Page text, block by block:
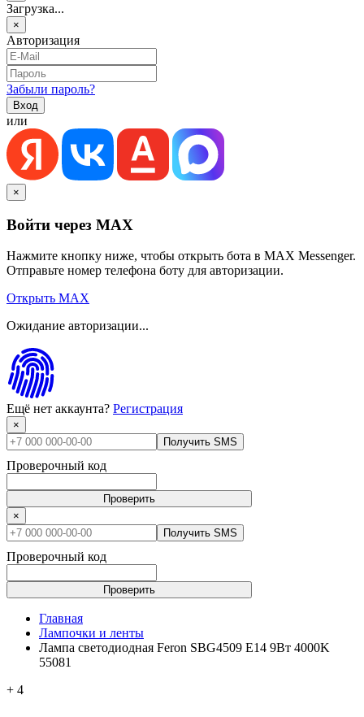
Загрузка...
×
Авторизация
Забыли пароль?
или
×
Войти через MAX
Нажмите кнопку ниже, чтобы открыть бота в MAX Messenger.
Отправьте номер телефона боту для авторизации.
Открыть MAX
Ожидание авторизации...
Ещё нет аккаунта? Регистрация
×
Получить SMS
Проверочный код
Проверить
×
Получить SMS
Проверочный код
Проверить
Главная
Лампочки и ленты
Лампа светодиодная Feron SBG4509 E14 9Вт 4000K
55081
+ 4